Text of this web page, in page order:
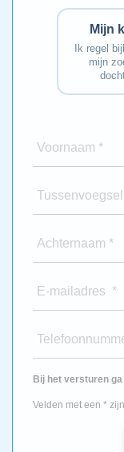
Mijn
Ik regel
mijn
Voornaam *
Tussenvoegsel
Achternaam *
E-mailadres *
Bij het versturen
Velden met een *